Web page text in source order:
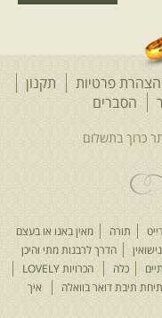
הצהרת פרטיות
תקנון
הסברים
תורה
מאין באנו או בעצם
נישואין
הדרך לרבנות מתי והיכן
כלה
הכרויות LOVELY
תיבת דואר בוואלה
איך